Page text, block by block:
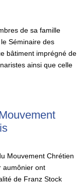
de sa famille
Séminaire des
bâtiment imprégné de
ainsi que celle
Mouvement Chrétien
aumônier ont
de Franz Stock